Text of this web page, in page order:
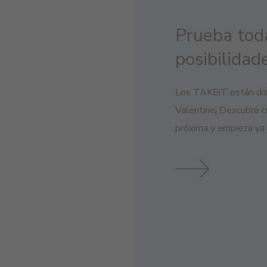
Prueba
Los TAKEiT están
Valentine¡ Descubre
próxima y empieza